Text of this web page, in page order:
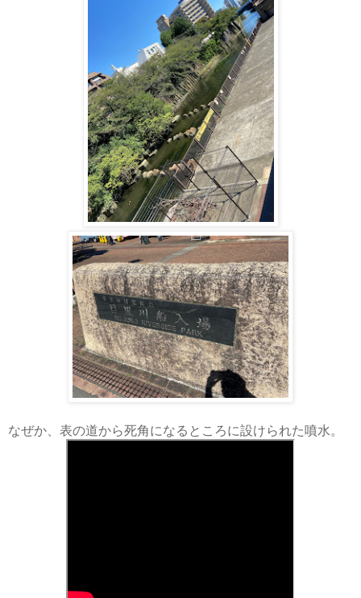
なぜか、表の道から死角になるところに設けられた噴水。